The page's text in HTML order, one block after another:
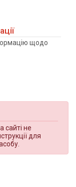
щодо
сайті не
для